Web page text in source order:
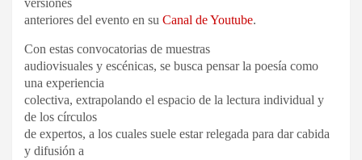
versiones
anteriores del evento en su Canal de Youtube.
Con estas convocatorias de muestras
audiovisuales y escénicas, se busca pensar la poesía como
una experiencia
colectiva, extrapolando el espacio de la lectura individual y
de los círculos
de expertos, a los cuales suele estar relegada para dar cabida
y difusión a